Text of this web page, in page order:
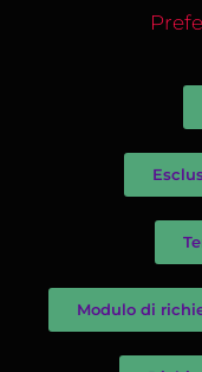
Modulo di